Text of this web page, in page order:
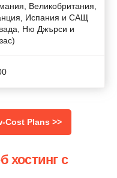
Великобритания,
Испания и САЩ
Ню Джърси и
Cost Plans >>
хостинг с